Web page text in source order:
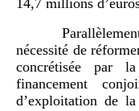
14,7 millions
nécessité de
concrétisée par
financement
d’exploitation de